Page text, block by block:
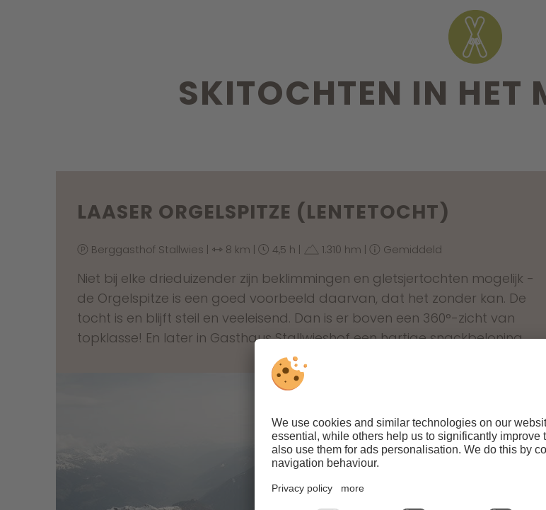
SKITOCHTEN IN HET
LAASER ORGELSPITZE (LENTETOCHT)
Berggasthof Stallwies | 8 km | 4,5 h | 1.310 hm | Gemiddeld
Niet bij elke drieduizender zijn beklimmingen en gletsjertochten mogelijk -
de Orgelspitze is een goed voorbeeld daarvan, dat het zonder kan. De
tocht is en blijft steil en veeleisend. Dan is er boven een 360°-zicht van
topklasse! En later in Gasthaus Stallwieshof een hartige snackbeloning …